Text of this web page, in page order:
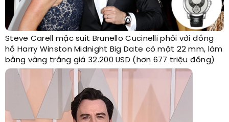
Steve Carell mặc suit Brunello Cucinelli phối với đồng
hồ Harry Winston Midnight Big Date có mặt 22 mm, làm
bằng vàng trắng giá 32.200 USD (hơn 677 triệu đồng)